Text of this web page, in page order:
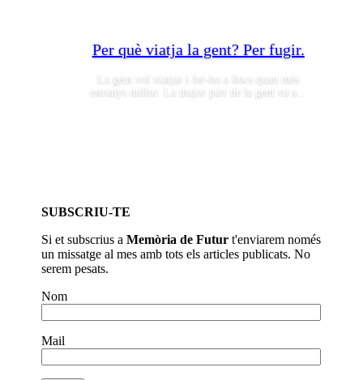
Per què viatja la gent? Per fugir.
La gent vol viatjar i fer-ho a llocs quan més
estranys millor. La major part de la gent va a...
SUBSCRIU-TE
Si et subscrius aMemòria de Futur t'enviarem només
un missatge al mes amb tots els articles publicats. No
serem pesats.
Nom
Mail